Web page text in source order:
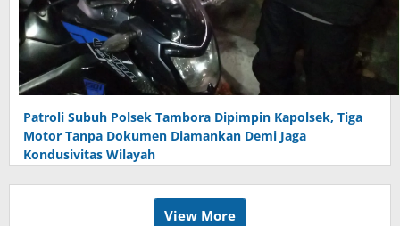
Patroli Subuh Polsek Tambora Dipimpin Kapolsek, Tiga
Motor Tanpa Dokumen Diamankan Demi Jaga
Kondusivitas Wilayah
View More